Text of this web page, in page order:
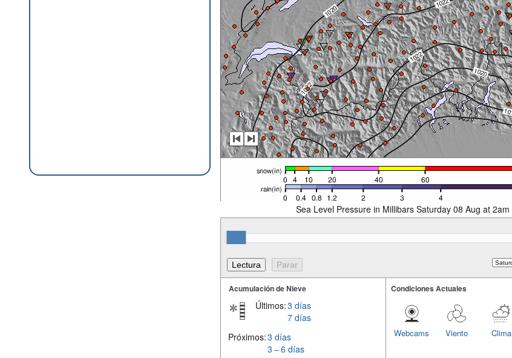
Sea Level Pressure in Millibars Saturday 08 Aug at 2am
Acumulación de Nieve
Últimos:3 días
7 días
Próximos:3 días
3 – 6 días
Condiciones Actuales
Clima
Viento
Webcams